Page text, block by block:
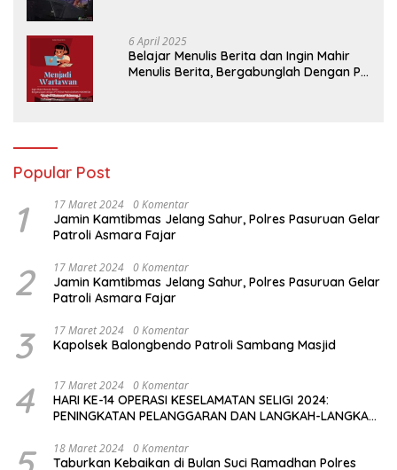
6 April 2025
Belajar Menulis Berita dan Ingin Mahir
Menulis Berita, Bergabunglah Dengan PT
Popular Post
1 17 Maret 2024 0 Komentar
Jamin Kamtibmas Jelang Sahur, Polres Pasuruan Gelar
Patroli Asmara Fajar
2 17 Maret 2024 0 Komentar
Jamin Kamtibmas Jelang Sahur, Polres Pasuruan Gelar
Patroli Asmara Fajar
3 17 Maret 2024 0 Komentar
Kapolsek Balongbendo Patroli Sambang Masjid
4 17 Maret 2024 0 Komentar
HARI KE-14 OPERASI KESELAMATAN SELIGI 2024:
PENINGKATAN PELANGGARAN DAN LANGKAH-LANGKAH
18 Maret 2024 0 Komentar
Taburkan Kebaikan di Bulan Suci Ramadhan Polres